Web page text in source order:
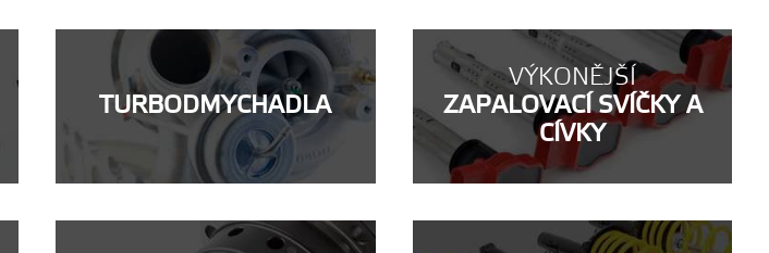
TURBODMYCHADLA
VÝKONĚJŠÍ
ZAPALOVACÍ SVÍČKY A
CÍVKY